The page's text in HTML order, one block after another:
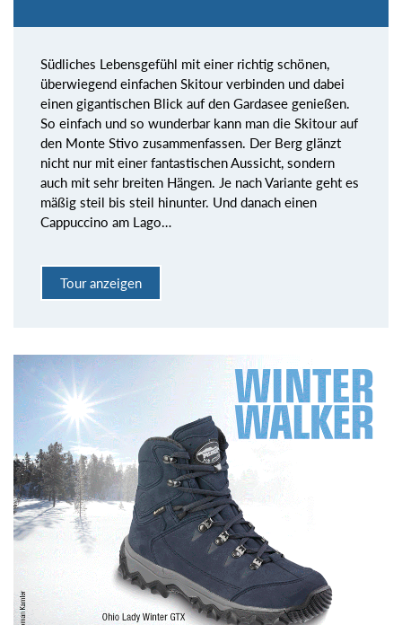
Südliches Lebensgefühl mit einer richtig schönen,
überwiegend einfachen Skitour verbinden und dabei
einen gigantischen Blick auf den Gardasee genießen.
So einfach und so wunderbar kann man die Skitour auf
den Monte Stivo zusammenfassen. Der Berg glänzt
nicht nur mit einer fantastischen Aussicht, sondern
auch mit sehr breiten Hängen. Je nach Variante geht es
mäßig steil bis steil hinunter. Und danach einen
Cappuccino am Lago…
Tour anzeigen